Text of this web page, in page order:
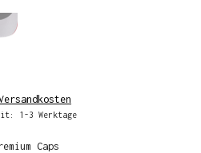
1-3 Werktage
Caps